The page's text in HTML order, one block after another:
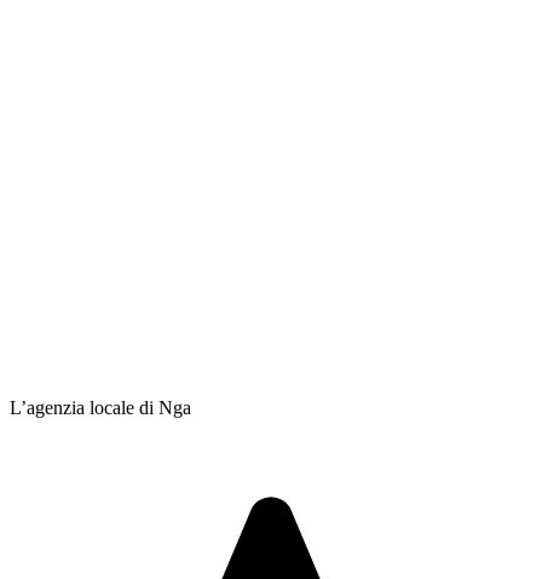
L’agenzia locale di Nga